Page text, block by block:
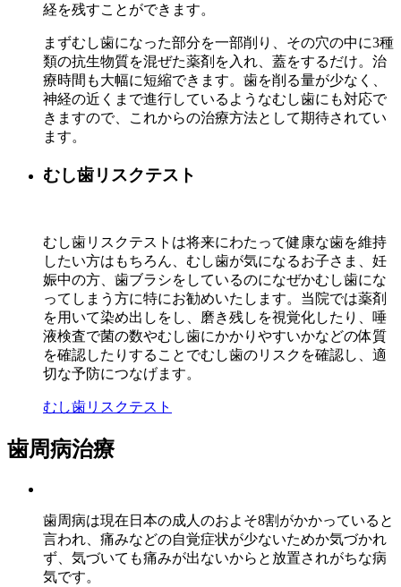
経を残すことができます。
まずむし歯になった部分を一部削り、その穴の中に3種
類の抗生物質を混ぜた薬剤を入れ、蓋をするだけ。治
療時間も大幅に短縮できます。歯を削る量が少なく、
神経の近くまで進行しているようなむし歯にも対応で
きますので、これからの治療方法として期待されてい
ます。
むし歯リスクテスト
むし歯リスクテストは将来にわたって健康な歯を維持
したい方はもちろん、むし歯が気になるお子さま、妊
娠中の方、歯ブラシをしているのになぜかむし歯にな
ってしまう方に特にお勧めいたします。当院では薬剤
を用いて染め出しをし、磨き残しを視覚化したり、唾
液検査で菌の数やむし歯にかかりやすいかなどの体質
を確認したりすることでむし歯のリスクを確認し、適
切な予防につなげます。
むし歯リスクテスト
歯周病治療
歯周病は現在日本の成人のおよそ8割がかかっていると
言われ、痛みなどの自覚症状が少ないためか気づかれ
ず、気づいても痛みが出ないからと放置されがちな病
気です。